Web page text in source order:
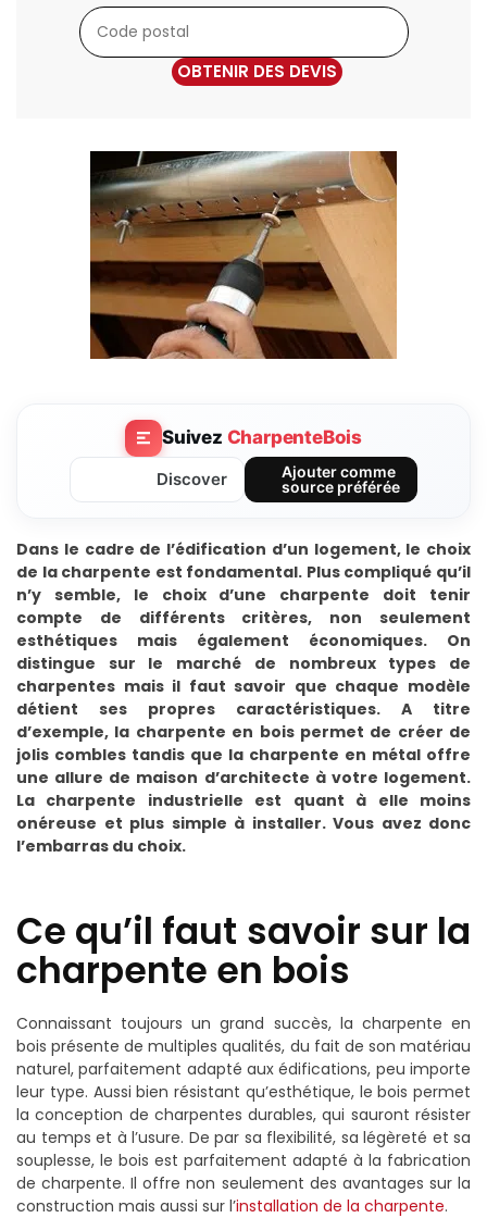
OBTENIR DES DEVIS
Suivez CharpenteBois
Discover
Ajouter comme
source préférée
Dans le cadre de l’édification d’un logement, le choix
de la charpente est fondamental. Plus compliqué qu’il
n’y semble, le choix d’une charpente doit tenir
compte de différents critères, non seulement
esthétiques mais également économiques. On
distingue sur le marché de nombreux types de
charpentes mais il faut savoir que chaque modèle
détient ses propres caractéristiques. A titre
d’exemple, la charpente en bois permet de créer de
jolis combles tandis que la charpente en métal offre
une allure de maison d’architecte à votre logement.
La charpente industrielle est quant à elle moins
onéreuse et plus simple à installer. Vous avez donc
l’embarras du choix.
Ce qu’il faut savoir sur la
charpente en bois
Connaissant toujours un grand succès, la charpente en
bois présente de multiples qualités, du fait de son matériau
naturel, parfaitement adapté aux édifications, peu importe
leur type. Aussi bien résistant qu’esthétique, le bois permet
la conception de charpentes durables, qui sauront résister
au temps et à l’usure. De par sa flexibilité, sa légèreté et sa
souplesse, le bois est parfaitement adapté à la fabrication
de charpente. Il offre non seulement des avantages sur la
construction mais aussi sur l’installation de la charpente.